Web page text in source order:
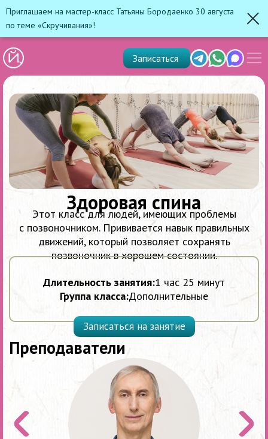
Приглашаем на мастер-класс Татьяны Бородаенко 30 августа
по теме «Скручивания»!
TelegramWhats'app
Max
Записаться
меню
Здоровая спина
Этот класс для людей, имеющих проблемы
с позвоночником. Прививается навык правильных
движений, который позволяет сохранять
позвоночник в хорошем состоянии.
Длительность занятия:1 час 25 минут
Группа класса:Дополнительные
Записаться на занятие
Преподаватели
Предыдущий
слайд
слайд